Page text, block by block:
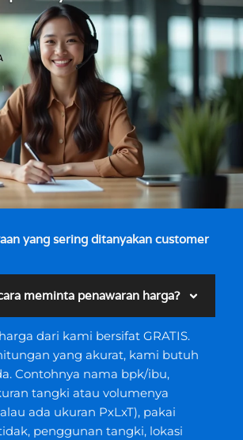
yang sering ditanyakan customer
meminta penawaran harga?
dari kami bersifat GRATIS.
yang akurat, kami butuh
Contohnya nama bpk/ibu,
tangki atau volumenya
ada ukuran PxLxT), pakai
penggunan tangki, lokasi